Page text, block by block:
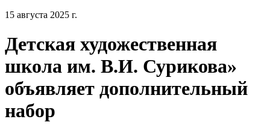
15 августа 2025 г.
Детская художественная
школа им. В.И. Сурикова»
объявляет дополнительный
набор